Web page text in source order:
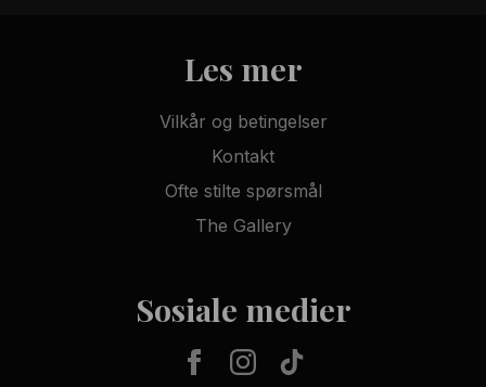
Les mer
Vilkår og betingelser
Kontakt
Ofte stilte spørsmål
The Gallery
Sosiale medier